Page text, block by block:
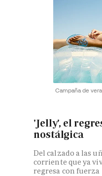
Campaña de
'Jelly', el
nostálgica
Del calzado a las
corriente que ya
regresa con fuerza